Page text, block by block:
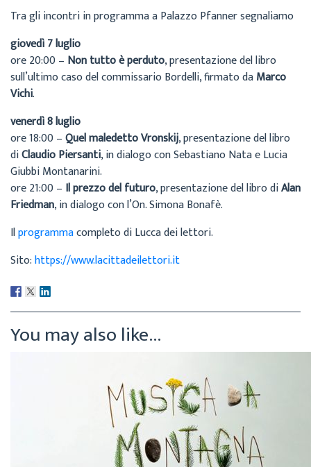
Tra gli incontri in programma a Palazzo Pfanner segnaliamo
giovedì 7 luglio
ore 20:00 – Non tutto è perduto, presentazione del libro
sull’ultimo caso del commissario Bordelli, firmato daMarco
Vichi.
venerdì 8 luglio
ore 18:00 –Quel maledetto Vronskij, presentazione del libro
diClaudio Piersanti, in dialogo con Sebastiano Nata e Lucia
Giubbi Montanarini.
ore 21:00 – Il prezzo del futuro, presentazione del libro diAlan
Friedman, in dialogo con l’On. Simona Bonafè.
Ilprogrammacompleto di Lucca dei lettori.
Sito:https://www.lacittadeilettori.it
You may also like...